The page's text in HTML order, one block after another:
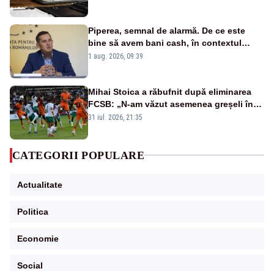
Piperea, semnal de alarmă. De ce este
bine să avem bani cash, în contextul
alertei energetice?
1 aug. 2026, 09:39
Mihai Stoica a răbufnit după eliminarea
FCSB: „N-am văzut asemenea greșeli în
190 de meciuri europene”
31 iul. 2026, 21:35
CATEGORII POPULARE
Actualitate
Politica
Economie
Social